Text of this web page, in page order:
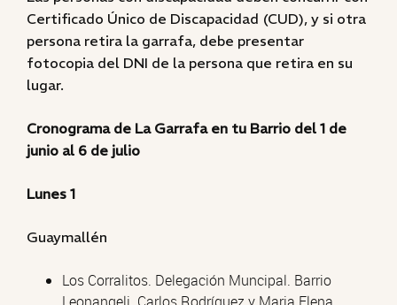
Certificado Único de Discapacidad (CUD), y si otra
persona retira la garrafa, debe presentar
fotocopia del DNI de la persona que retira en su
lugar.
Cronograma de La Garrafa en tu Barrio del 1 de
junio al 6 de julio
Lunes 1
Guaymallén
Los Corralitos. Delegación Muncipal. Barrio